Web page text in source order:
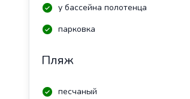
у бассейна полотенца
парковка
Пляж
песчаный